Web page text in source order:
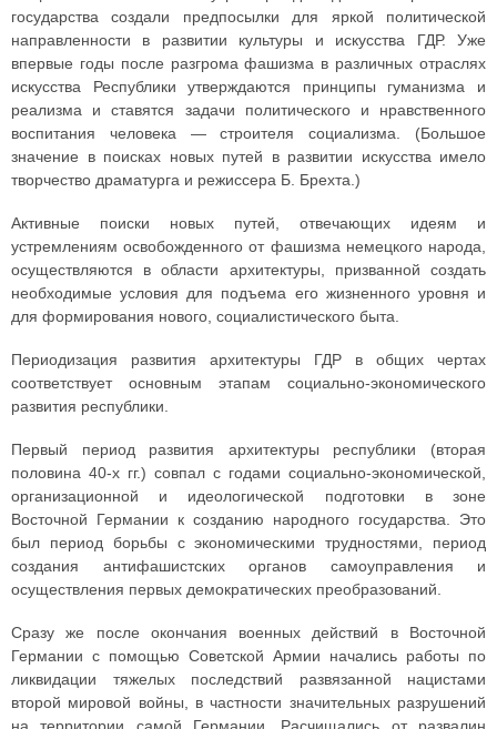
государства создали предпосылки для яркой политической
направленности в развитии культуры и искусства ГДР. Уже
впервые годы после разгрома фашизма в различных отраслях
искусства Республики утверждаются принципы гуманизма и
реализма и ставятся задачи политического и нравственного
воспитания человека — строителя социализма. (Большое
значение в поисках новых путей в развитии искусства имело
творчество драматурга и режиссера Б. Брехта.)
Активные поиски новых путей, отвечающих идеям и
устремлениям освобожденного от фашизма немецкого народа,
осуществляются в области архитектуры, призванной создать
необходимые условия для подъема его жизненного уровня и
для формирования нового, социалистического быта.
Периодизация развития архитектуры ГДР в общих чертах
соответствует основным этапам социально-экономического
развития республики.
Первый период развития архитектуры республики (вторая
половина 40-х гг.) совпал с годами социально-экономической,
организационной и идеологической подготовки в зоне
Восточной Германии к созданию народного государства. Это
был период борьбы с экономическими трудностями, период
создания антифашистских органов самоуправления и
осуществления первых демократических преобразований.
Сразу же после окончания военных действий в Восточной
Германии с помощью Советской Армии начались работы по
ликвидации тяжелых последствий развязанной нацистами
второй мировой войны, в частности значительных разрушений